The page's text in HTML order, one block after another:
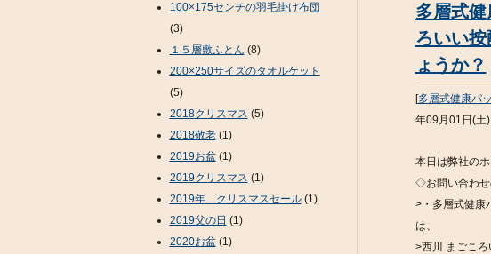
多層式
ろいい
ょうか？
[多層式健康パ
年09月01日(土)
本日は弊社の
◇お問い合わせ
>・多層式健康
は、
>西川 まごこ
100×175センチの羽毛掛け布団
(3)
１５層敷ふとん (8)
200×250サイズのタオルケット
(5)
2018クリスマス (5)
2018敬老(1)
2019お盆(1)
2019クリスマス (1)
2019年 クリスマスセール(1)
2019父の日 (1)
2020お盆(1)